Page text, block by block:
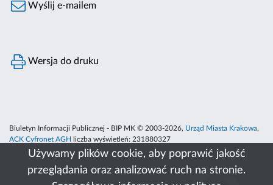
Używamy plików cookie, aby poprawić jakość
przeglądania oraz analizować ruch na stronie.
Wyślij e-mailem
Wersja do druku
Biuletyn Informacji Publicznej - BIP MK © 2003-2026, Urząd Miasta Krakowa,
ACK Cyfronet AGH
liczba wyświetleń: 231880327